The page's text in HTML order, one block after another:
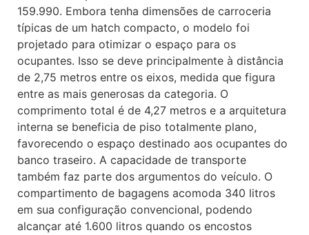
159.990. Embora tenha dimensões de carroceria
típicas de um hatch compacto, o modelo foi
projetado para otimizar o espaço para os
ocupantes. Isso se deve principalmente à distância
de 2,75 metros entre os eixos, medida que figura
entre as mais generosas da categoria. O
comprimento total é de 4,27 metros e a arquitetura
interna se beneficia de piso totalmente plano,
favorecendo o espaço destinado aos ocupantes do
banco traseiro. A capacidade de transporte
também faz parte dos argumentos do veículo. O
compartimento de bagagens acomoda 340 litros
em sua configuração convencional, podendo
alcançar até 1.600 litros quando os encostos